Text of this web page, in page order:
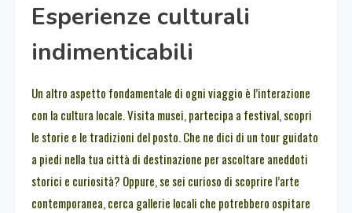
Esperienze culturali
indimenticabili
Un altro aspetto fondamentale di ogni viaggio è l’interazione
con la cultura locale. Visita musei, partecipa a festival, scopri
le storie e le tradizioni del posto. Che ne dici di un tour guidato
a piedi nella tua città di destinazione per ascoltare aneddoti
storici e curiosità? Oppure, se sei curioso di scoprire l’arte
contemporanea, cerca gallerie locali che potrebbero ospitare